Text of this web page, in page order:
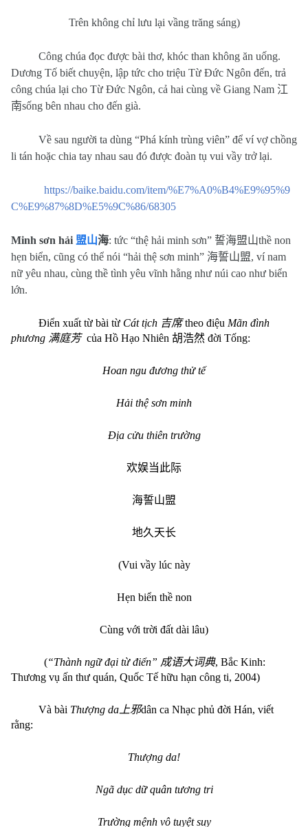
Trên không chỉ lưu lại vầng trăng sáng)
Công chúa đọc được bài thơ, khóc than không ăn uống.
Dương Tố biết chuyện, lập tức cho triệu Từ Đức Ngôn đến, trả
công chúa lại cho Từ Đức Ngôn, cả hai cùng về Giang Nam 江
南sống bên nhau cho đến già.
Về sau người ta dùng “Phá kính trùng viên” để ví vợ chồng
li tán hoặc chia tay nhau sau đó được đoàn tụ vui vầy trở lại.
https://baike.baidu.com/item/%E7%A0%B4%E9%95%9
C%E9%87%8D%E5%9C%86/68305
Minh sơn hải 盟山海: tức “thệ hải minh sơn” 誓海盟山thề non
hẹn biển, cũng có thể nói “hải thệ sơn minh” 海誓山盟, ví nam
nữ yêu nhau, cùng thề tình yêu vĩnh hằng như núi cao như biển
lớn.
Điển xuất từ bài từ Cát tịch 吉席 theo điệu Mãn đình
phương 满庭芳 của Hồ Hạo Nhiên 胡浩然 đời Tống:
Hoan ngu đương thử tế
Hải thệ sơn minh
Địa cửu thiên trường
欢娱当此际
海誓山盟
地久天长
(Vui vầy lúc này
Hẹn biển thề non
Cùng với trời đất dài lâu)
(“Thành ngữ đại từ điển” 成语大词典, Bắc Kinh:
Thương vụ ấn thư quán, Quốc Tế hữu hạn công ti, 2004)
Và bài Thượng da 上邪dân ca Nhạc phủ đời Hán, viết
rằng:
Thượng da!
Ngã dục dữ quân tương tri
Trường mệnh vô tuyệt suy